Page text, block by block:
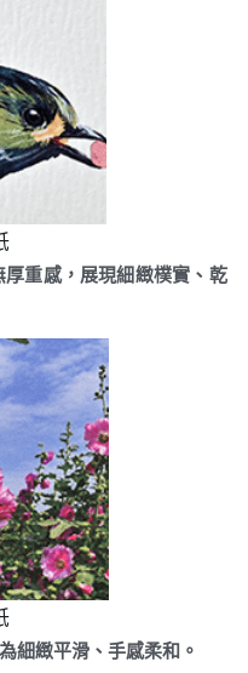
細緻平滑、手感柔和。